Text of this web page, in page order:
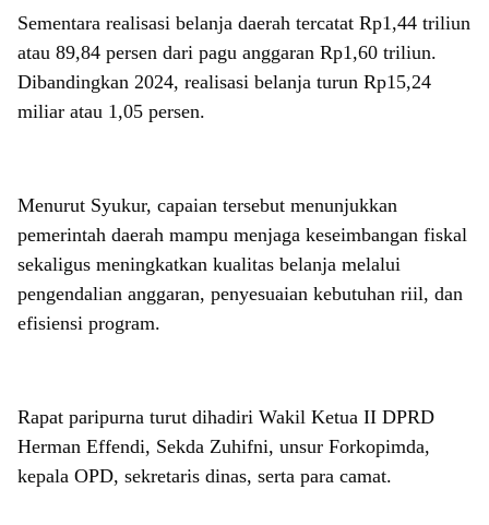
Sementara realisasi belanja daerah tercatat Rp1,44 triliun
atau 89,84 persen dari pagu anggaran Rp1,60 triliun.
Dibandingkan 2024, realisasi belanja turun Rp15,24
miliar atau 1,05 persen.
Menurut Syukur, capaian tersebut menunjukkan
pemerintah daerah mampu menjaga keseimbangan fiskal
sekaligus meningkatkan kualitas belanja melalui
pengendalian anggaran, penyesuaian kebutuhan riil, dan
efisiensi program.
Rapat paripurna turut dihadiri Wakil Ketua II DPRD
Herman Effendi, Sekda Zuhifni, unsur Forkopimda,
kepala OPD, sekretaris dinas, serta para camat.